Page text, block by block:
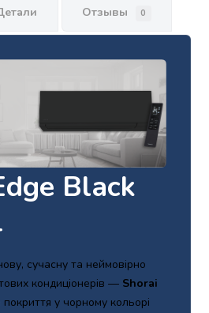
Отзывы 0
Black
сучасну та неймовірно
кондиціонерів — Shorai
у чорному кольорі